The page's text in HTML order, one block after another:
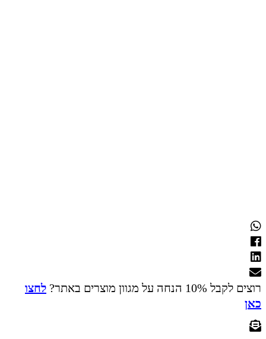
רוצים לקבל 10% הנחה על מגוון מוצרים באתר?
לחצו
כאן